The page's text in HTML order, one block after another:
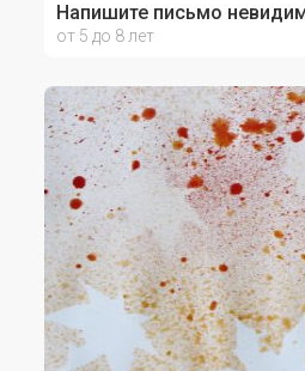
Напишите письмо
от 5 до 8 лет